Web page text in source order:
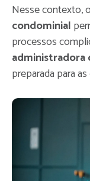
Nesse contexto,
condominial
processos
administradora
preparada para